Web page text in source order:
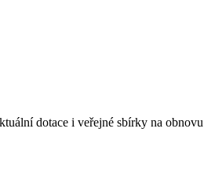
dotace i veřejné sbírky na